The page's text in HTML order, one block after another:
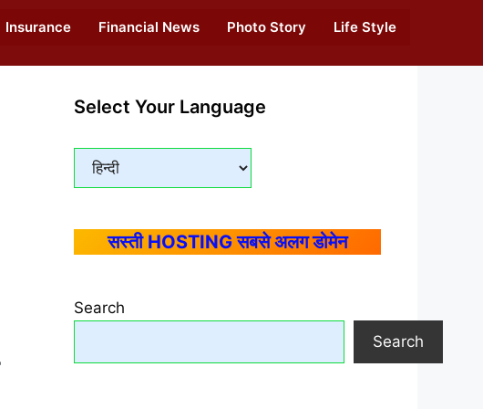
Insurance Financial News Photo Story Life Style
Select Your Language
सस्ती HOSTING सबसे अलग डोमेन
Search
Search